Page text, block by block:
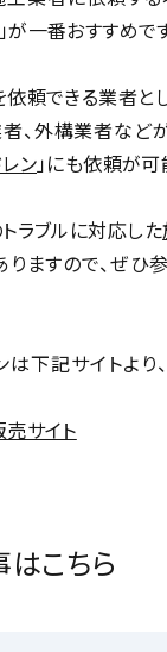
が一番おすすめで
頼できる業者とし
、外構業者など
ン」にも依頼が可
ラブルに対応した
ますので、ぜひ
は下記サイトより
売サイト
こちら